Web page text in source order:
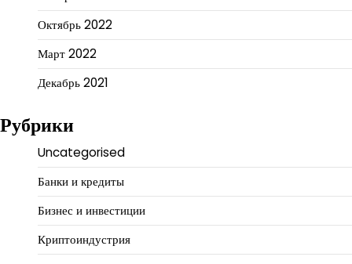
Октябрь 2022
Март 2022
Декабрь 2021
Рубрики
Uncategorised
Банки и кредиты
Бизнес и инвестиции
Криптоиндустрия